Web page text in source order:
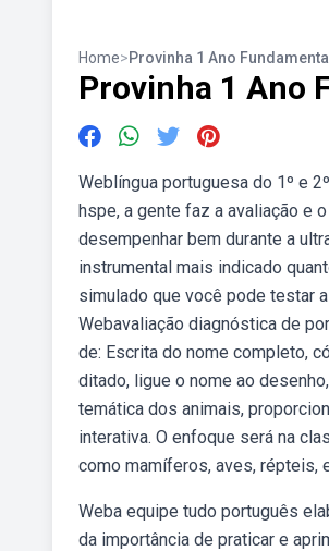
Home>Provinha 1 Ano Fundamental
Provinha 1 Ano
Weblíngua portuguesa do 1º e
hspe, a gente faz a avaliação e
desempenhar bem durante a
instrumental mais indicado
simulado que você pode testar
Webavaliação diagnóstica de
de: Escrita do nome completo,
ditado, ligue o nome ao
temática dos animais,
interativa. O enfoque será na
como mamíferos, aves, répteis,
Weba equipe tudo português
da importância de praticar e